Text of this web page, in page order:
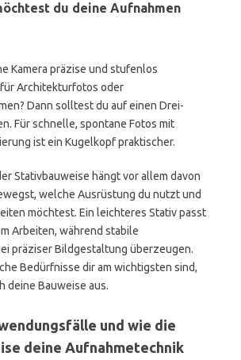
du deine Aufnahmen
Kamera präzise und stufenlos
Architekturfotos oder
Dann solltest du auf einen Drei-
Für schnelle, spontane Fotos mit
ist ein Kugelkopf praktischer.
Stativbauweise hängt vor allem davon
welche Ausrüstung du nutzt und
möchtest. Ein leichteres Stativ passt
Arbeiten, während stabile
präziser Bildgestaltung überzeugen.
Bedürfnisse dir am wichtigsten sind,
deine Bauweise aus.
und wie die
deine Aufnahmetechnik